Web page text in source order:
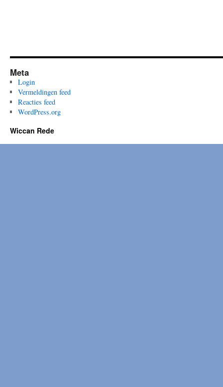
Meta
Login
Vermeldingen feed
Reacties feed
WordPress.org
Wiccan Rede